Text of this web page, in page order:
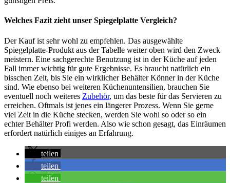
Welches Fazit zieht unser Spiegelplatte Vergleich?
Der Kauf ist sehr wohl zu empfehlen. Das ausgewählte
Spiegelplatte-Produkt aus der Tabelle weiter oben wird den Zweck
meistern. Eine sachgerechte Benutzung ist in der Küche auf jeden
Fall immer wichtig für gute Ergebnisse. Es braucht natürlich ein
bisschen Zeit, bis Sie ein wirklicher Behälter Könner in der Küche
sind. Wie ebenso bei weiteren Küchenuntensilien, brauchen Sie
eventuell noch weiteres Zubehör, um das beste für das Servieren zu
erreichen. Oftmals ist jenes ein längerer Prozess. Wenn Sie gerne
viel Zeit in die Küche stecken, werden Sie wohl so oder so ein
echter Behälter Profi werden. Also wie schon gesagt, das Einräumen
erfordert natürlich einiges an Erfahrung.
teilen
teilen
teilen